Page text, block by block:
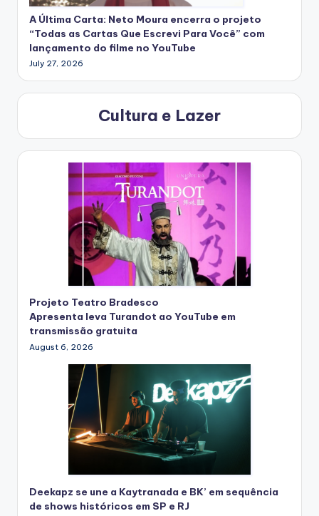
A Última Carta: Neto Moura encerra o projeto
“Todas as Cartas Que Escrevi Para Você” com
lançamento do filme no YouTube
July 27, 2026
Cultura e Lazer
Projeto Teatro Bradesco
Apresenta leva Turandot ao YouTube em
transmissão gratuita
August 6, 2026
Deekapz se une a Kaytranada e BK’ em sequência
de shows históricos em SP e RJ